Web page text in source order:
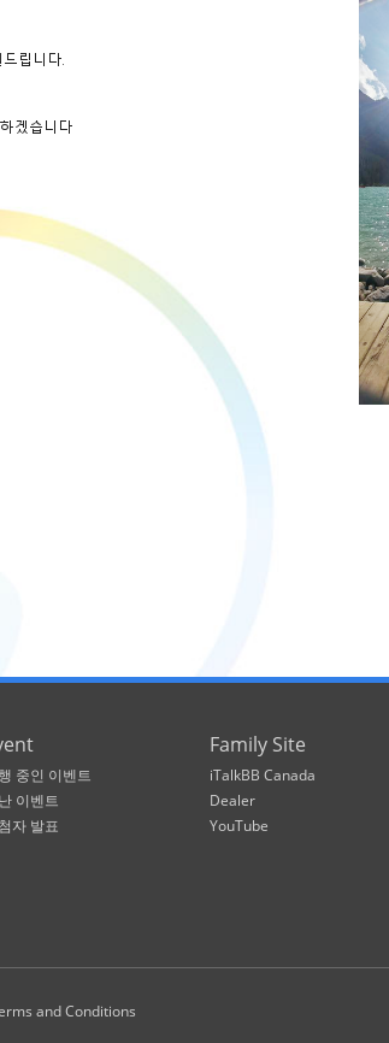
립니다.
겠습니다
중인 이벤트
이벤트
자 발표
Family Site
iTalkBB Canada
Dealer
YouTube
and Conditions